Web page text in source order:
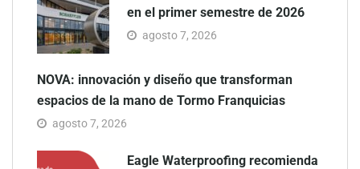
en el primer semestre de 2026
agosto 7, 2026
NOVA: innovación y diseño que transforman
espacios de la mano de Tormo Franquicias
agosto 7, 2026
Eagle Waterproofing recomienda